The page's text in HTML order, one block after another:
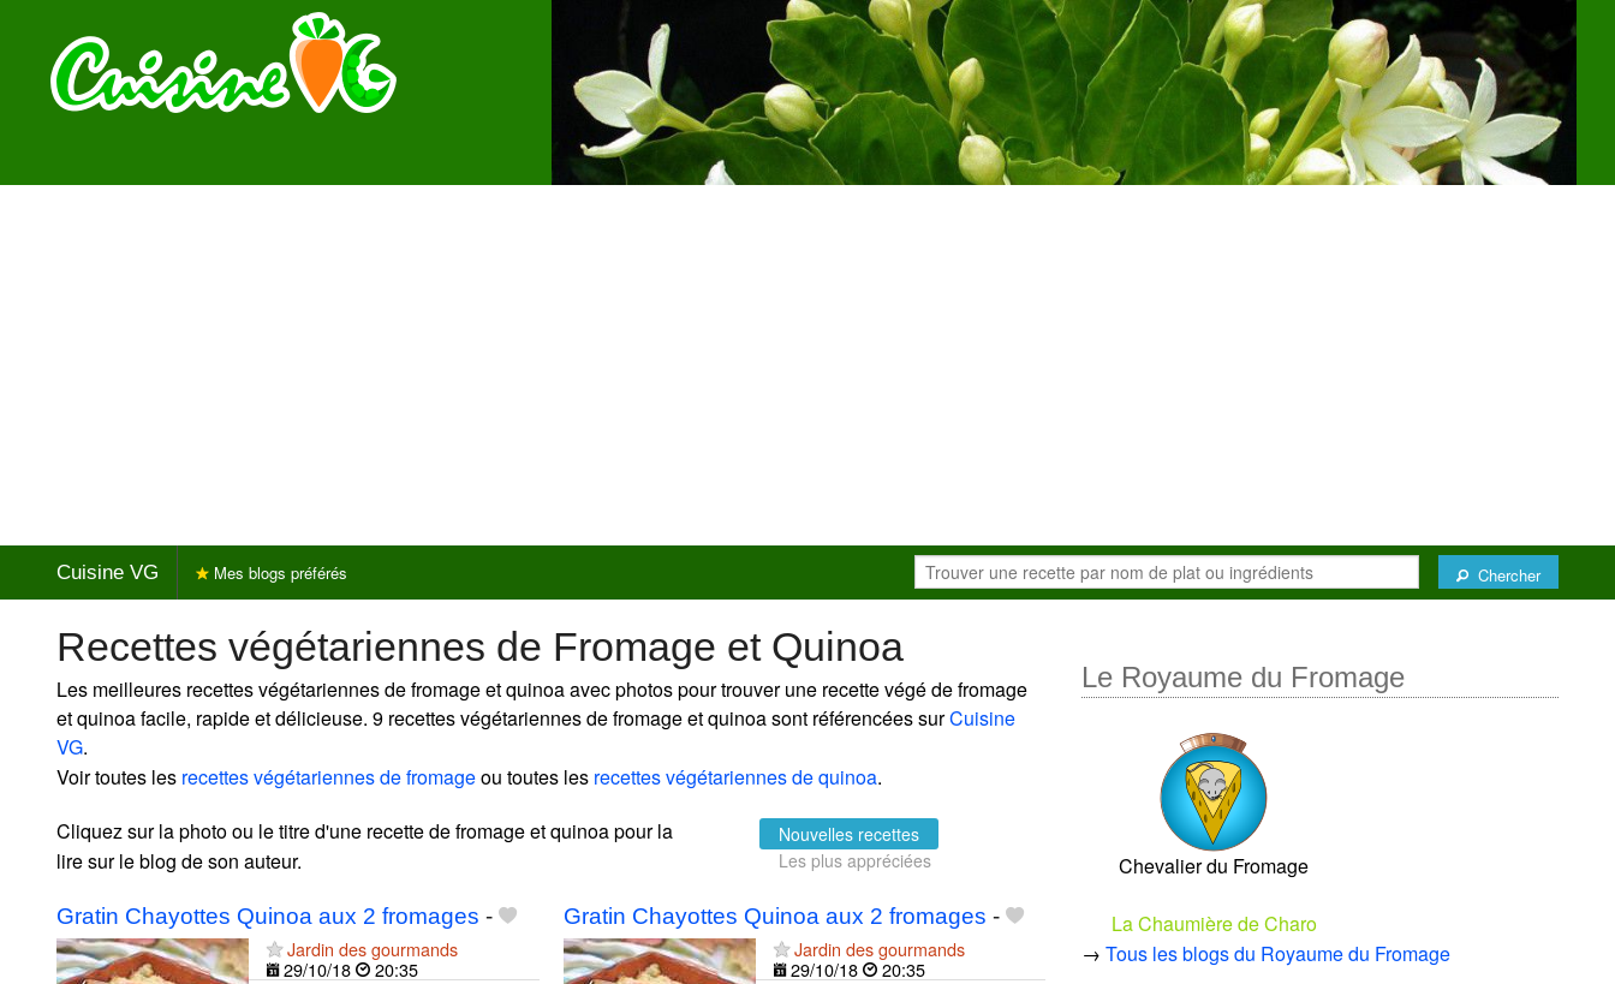
Cuisine VG Chercher
Mes blogs préférés
Recettes végétariennes de Fromage et Quinoa
Les meilleures recettes végétariennes de fromage et quinoa avec photos pour trouver une recette végé de fromage
et quinoa facile, rapide et délicieuse. 9 recettes végétariennes de fromage et quinoa sont référencées surCuisine
VG.
Voir toutes les recettes végétariennes de fromageou toutes les recettes végétariennes de quinoa.
Cliquez sur la photo ou le titre d'une recette de fromage et quinoa pour la
lire sur le blog de son auteur.
Nouvelles recettes
Les plus appréciées
Gratin Chayottes Quinoa aux 2 fromages -
Jardin des gourmands
29/10/18
20:35
Gratin Chayottes Quinoa aux 2 fromages -
Jardin des gourmands
29/10/18
20:35
Le Royaume du Fromage
Chevalier du Fromage
La Chaumière de Charo
→Tous les blogs du Royaume du Fromage